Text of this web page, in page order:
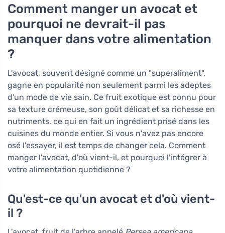
Comment manger un avocat et
pourquoi ne devrait-il pas
manquer dans votre alimentation
?
L'avocat, souvent désigné comme un "superaliment",
gagne en popularité non seulement parmi les adeptes
d'un mode de vie sain. Ce fruit exotique est connu pour
sa texture crémeuse, son goût délicat et sa richesse en
nutriments, ce qui en fait un ingrédient prisé dans les
cuisines du monde entier. Si vous n'avez pas encore
osé l'essayer, il est temps de changer cela. Comment
manger l'avocat, d'où vient-il, et pourquoi l'intégrer à
votre alimentation quotidienne ?
Qu'est-ce qu'un avocat et d'où vient-
il ?